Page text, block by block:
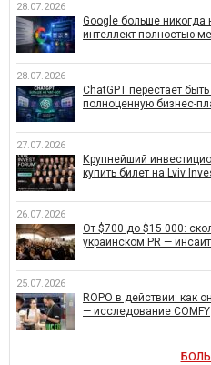
28.07.2026
Google больше никогда
интеллект полностью
28.07.2026
ChatGPT перестает
полноценную бизнес-
27.07.2026
Крупнейший
купить билет на Lviv
26.07.2026
От $700 до $15 000:
украинском PR —
25.07.2026
ROPO в действии: как
— исследование COMFY